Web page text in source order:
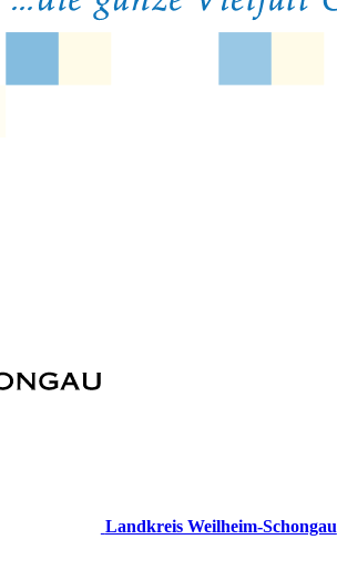
Landkreis Weilheim-Schongau